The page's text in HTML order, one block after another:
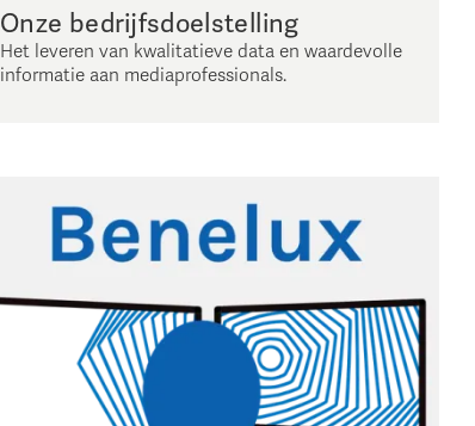
Onze bedrijfsdoelstelling
Het leveren van kwalitatieve data en waardevolle
informatie aan mediaprofessionals.